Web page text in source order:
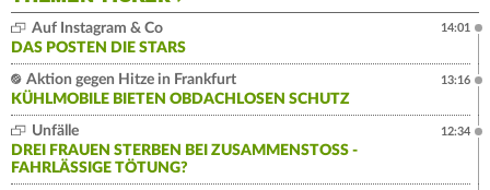
Auf Instagram & Co
DAS POSTEN DIE STARS
14:01
Aktion gegen Hitze in Frankfurt
KÜHLMOBILE BIETEN OBDACHLOSEN SCHUTZ
13:16
Unfälle
DREI FRAUEN STERBEN BEI ZUSAMMENSTOSS - F
AHRLÄSSIGE TÖTUNG?
12:34